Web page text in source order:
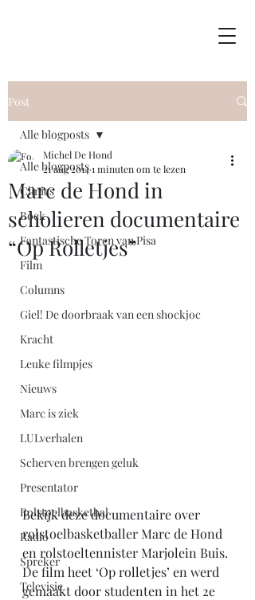
Post
Alle blogposts
Clinics
Boek
Fantastische Toren van Pisa
Film
Columns
Giel! De doorbraak van een shockjoc
Kracht
Leuke filmpjes
Nieuws
Marc is ziek
LULverhalen
Scherven brengen geluk
Presentator
Rolstoelbasketbal
Radio
Spreker
Televisie
Alle blogposts
Marc de Hond in
scholieren documentaire
“Op Rolletjes”
Michel De Hond
21 aug 20141 minuten om te lezen
Bekijk deze documentaire over
rolstoelbasketballer Marc de Hond
en rolstoeltennister Marjolein Buis.
De film heet ‘Op rolletjes’ en werd
gemaakt door studenten in het 2e